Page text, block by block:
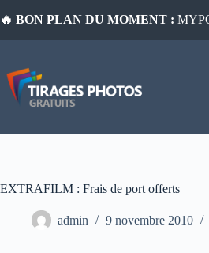
au
🔥 BON PLAN DU MOMENT :
EXTRAFILM : Frais de port offerts
admin 9 novembre 2010